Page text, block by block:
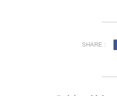
SHARE :